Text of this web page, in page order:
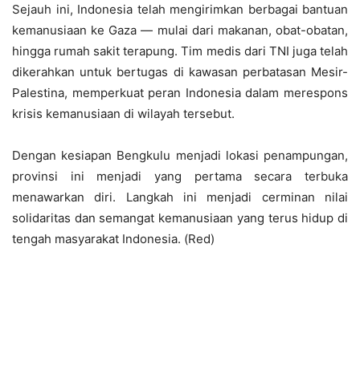
Sejauh ini, Indonesia telah mengirimkan berbagai bantuan
kemanusiaan ke Gaza — mulai dari makanan, obat-obatan,
hingga rumah sakit terapung. Tim medis dari TNI juga telah
dikerahkan untuk bertugas di kawasan perbatasan Mesir-
Palestina, memperkuat peran Indonesia dalam merespons
krisis kemanusiaan di wilayah tersebut.
Dengan kesiapan Bengkulu menjadi lokasi penampungan,
provinsi ini menjadi yang pertama secara terbuka
menawarkan diri. Langkah ini menjadi cerminan nilai
solidaritas dan semangat kemanusiaan yang terus hidup di
tengah masyarakat Indonesia. (Red)